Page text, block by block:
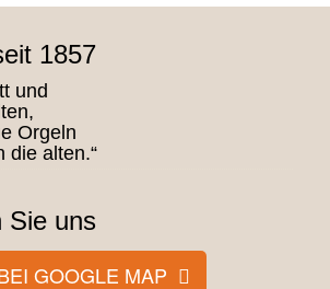
1857
und
Orgeln
die alten.“
Sie uns
GOOGLE MAP